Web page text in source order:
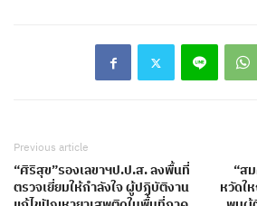
Previous article
“ศิริสุข”รองเลขาฯป.ป.ส. ลงพื้นที่
ตรวจเยี่ยมให้กำลังใจ ผู้ปฏิบัติงาน
“ส
หวัดใ